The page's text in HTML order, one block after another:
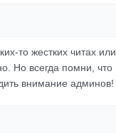
то жестких читах или
Но всегда помни, что
внимание админов!